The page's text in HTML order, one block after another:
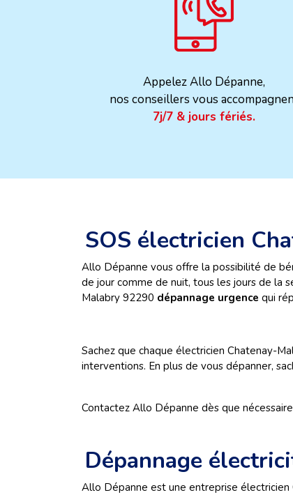
Appelez Allo Dépanne,
nos conseillers vous
7j/7 & jours fériés.
SOS électricien
Allo Dépanne vous offre la possibilité de
de jour comme de nuit, tous les jours de la
Malabry 92290 dépannage urgence qui
Sachez que chaque électricien Chatenay-
interventions. En plus de vous dépanner,
Contactez Allo Dépanne dès que
Dépannage
Allo Dépanne est une entreprise